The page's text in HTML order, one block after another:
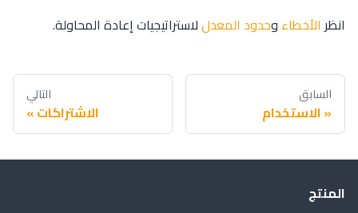
انظر الأخطاء وحدود المعدللاستراتيجيات إعادة المحاولة.
السابق
الاستخدام
التالي
الاشتراكات
المنتج